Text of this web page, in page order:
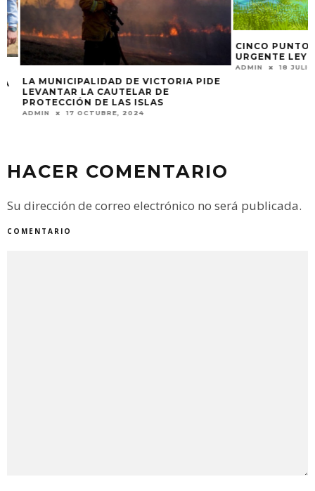
LA MUNICIPALIDAD DE VICTORIA PIDE
LEVANTAR LA CAUTELAR DE
PROTECCIÓN DE LAS ISLAS
ADMIN 17 OCTUBRE, 2024
CINCO PUNTOS
URGENTE LEY
ADMIN 18 JULIO,
HACER COMENTARIO
Su dirección de correo electrónico no será publicada.
COMENTARIO